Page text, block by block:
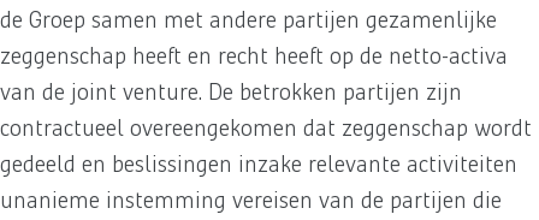
de Groep samen met andere partijen gezamenlijke
zeggenschap heeft en recht heeft op de netto-activa
van de joint venture. De betrokken partijen zijn
contractueel overeengekomen dat zeggenschap wordt
gedeeld en beslissingen inzake relevante activiteiten
unanieme instemming vereisen van de partijen die